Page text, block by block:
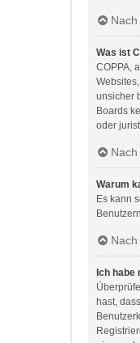
Was ist
COPPA,
unsicher
Boards
oder
Warum
Es kann
Ich
hast,